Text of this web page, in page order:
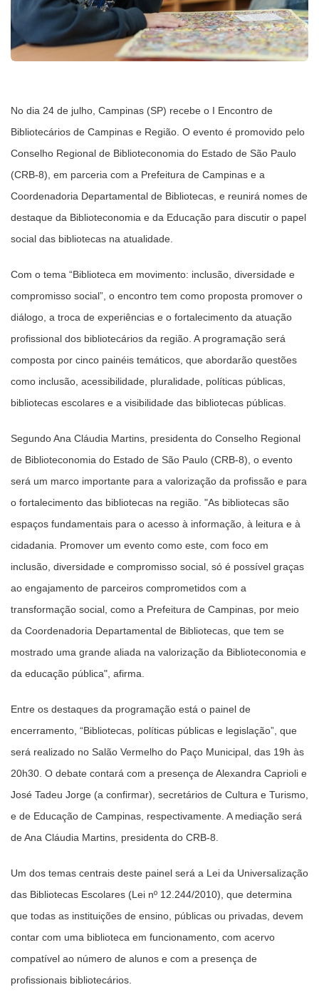
No dia 24 de julho, Campinas (SP) recebe o I Encontro de
Bibliotecários de Campinas e Região. O evento é promovido pelo
Conselho Regional de Biblioteconomia do Estado de São Paulo
(CRB-8), em parceria com a Prefeitura de Campinas e a
Coordenadoria Departamental de Bibliotecas, e reunirá nomes de
destaque da Biblioteconomia e da Educação para discutir o papel
social das bibliotecas na atualidade.
Com o tema “Biblioteca em movimento: inclusão, diversidade e
compromisso social”, o encontro tem como proposta promover o
diálogo, a troca de experiências e o fortalecimento da atuação
profissional dos bibliotecários da região. A programação será
composta por cinco painéis temáticos, que abordarão questões
como inclusão, acessibilidade, pluralidade, políticas públicas,
bibliotecas escolares e a visibilidade das bibliotecas públicas.
Segundo Ana Cláudia Martins, presidenta do Conselho Regional
de Biblioteconomia do Estado de São Paulo (CRB-8), o evento
será um marco importante para a valorização da profissão e para
o fortalecimento das bibliotecas na região. "As bibliotecas são
espaços fundamentais para o acesso à informação, à leitura e à
cidadania. Promover um evento como este, com foco em
inclusão, diversidade e compromisso social, só é possível graças
ao engajamento de parceiros comprometidos com a
transformação social, como a Prefeitura de Campinas, por meio
da Coordenadoria Departamental de Bibliotecas, que tem se
mostrado uma grande aliada na valorização da Biblioteconomia e
da educação pública", afirma.
Entre os destaques da programação está o painel de
encerramento, “Bibliotecas, políticas públicas e legislação”, que
será realizado no Salão Vermelho do Paço Municipal, das 19h às
20h30. O debate contará com a presença de Alexandra Caprioli e
José Tadeu Jorge (a confirmar), secretários de Cultura e Turismo,
e de Educação de Campinas, respectivamente. A mediação será
de Ana Cláudia Martins, presidenta do CRB-8.
Um dos temas centrais deste painel será a Lei da Universalização
das Bibliotecas Escolares (Lei nº 12.244/2010), que determina
que todas as instituições de ensino, públicas ou privadas, devem
contar com uma biblioteca em funcionamento, com acervo
compatível ao número de alunos e com a presença de
profissionais bibliotecários.